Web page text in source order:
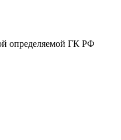
определяемой ГК РФ